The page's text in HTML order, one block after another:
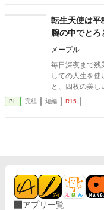
極的に結婚相手
て……！？
転生天使は平
腕の中でと
メープル
毎日深夜まで残
しての人生を
と、四枚の美し
かずに一生寝て
は、正体を隠し
BL 完結 短編 R15
アプリ一覧